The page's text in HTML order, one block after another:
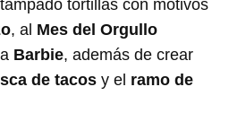
tortillas con motivos
, al Mes del Orgullo
Barbie, además de crear
de tacos y el ramo de